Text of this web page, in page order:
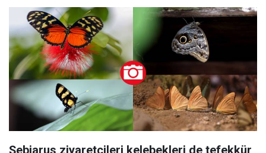
Şebiarus ziyaretçileri kelebekleri de tefekkür